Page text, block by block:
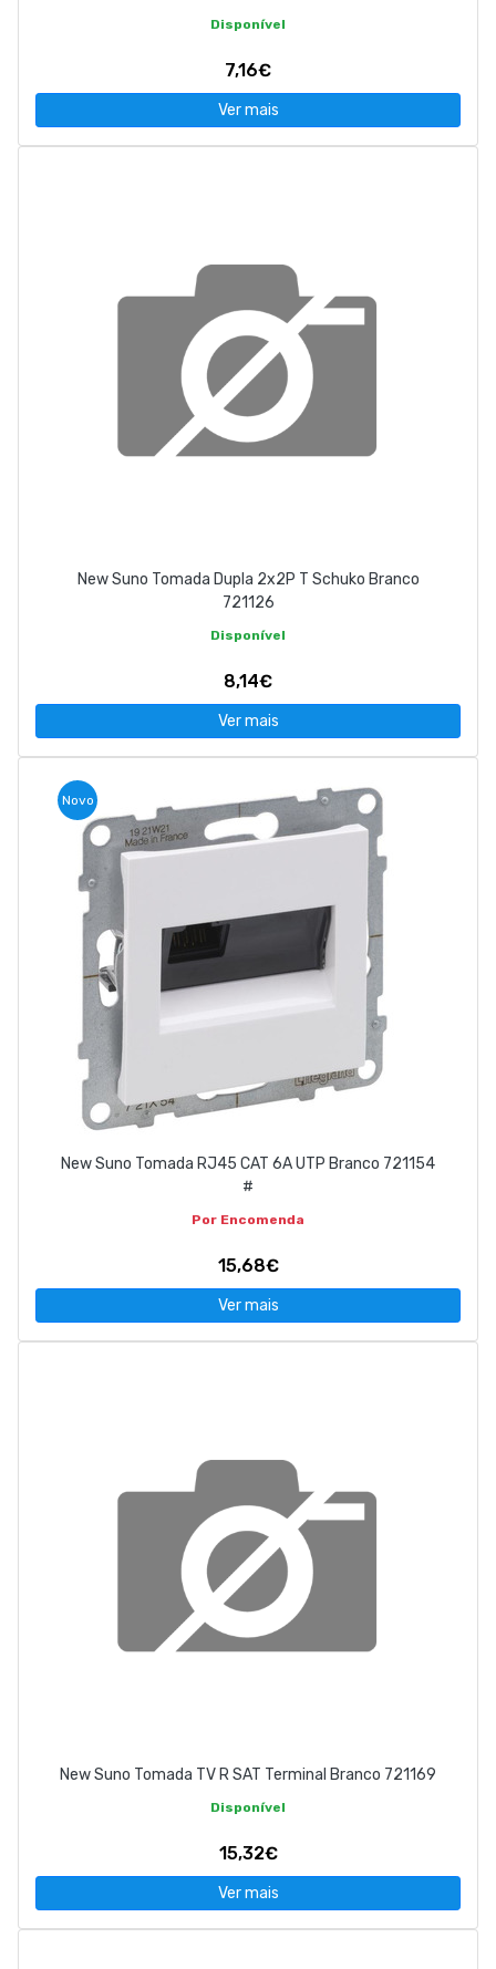
Disponível
7,16€
Ver mais
New Suno Tomada Dupla 2x2P T Schuko Branco
721126
Disponível
8,14€
Ver mais
Novo
New Suno Tomada RJ45 CAT 6A UTP Branco 721154
#
Por Encomenda
15,68€
Ver mais
New Suno Tomada TV R SAT Terminal Branco 721169
Disponível
15,32€
Ver mais